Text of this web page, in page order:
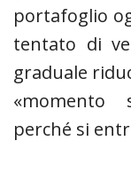
portafoglio
tentato di
graduale
«momento
perché si